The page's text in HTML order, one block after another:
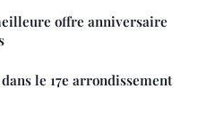
offre anniversaire
le 17e arrondissement